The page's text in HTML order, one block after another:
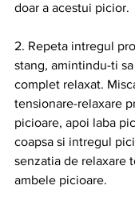
doar a acestui picior.
2. Repeta intregul
stang, amintindu-ti
complet relaxat.
tensionare-relaxare
picioare, apoi laba
coapsa si intregul
senzatia de relaxare
ambele picioare.